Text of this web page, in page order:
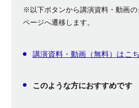
※以下ボタンから講演資料・動画
ページへ遷移します。
講演資料・動画（無料）はこ
このような方におすすめです